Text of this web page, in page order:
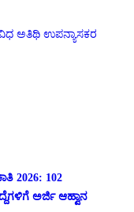
ವಿವಿಧ ಅತಿಥಿ ಉಪನ್ಯಾಸಕರ
2026: 102
ಅರ್ಜಿ ಆಹ್ವಾನ